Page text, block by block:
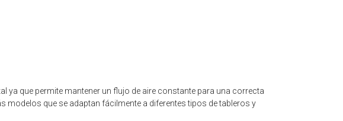
ya que permite mantener un flujo de aire constante para una correcta
modelos que se adaptan fácilmente a diferentes tipos de tableros y